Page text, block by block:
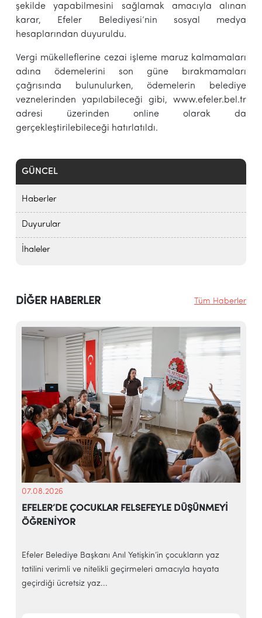
GÜNCEL
Haberler
Duyurular
İhaleler
şekilde yapabilmesini sağlamak amacıyla alınan
karar, Efeler Belediyesi’nin sosyal medya
hesaplarından duyuruldu.
Vergi mükelleflerine cezai işleme maruz kalmamaları
adına ödemelerini son güne bırakmamaları
çağrısında bulunulurken, ödemelerin belediye
veznelerinden yapılabileceği gibi, www.efeler.bel.tr
adresi üzerinden online olarak da
gerçekleştirilebileceği hatırlatıldı.
DİĞER HABERLER Tüm Haberler
07.08.2026
EFELER’DE ÇOCUKLAR FELSEFEYLE DÜŞÜNMEYİ
ÖĞRENİYOR
Efeler Belediye Başkanı Anıl Yetişkin’in çocukların yaz
tatilini verimli ve nitelikli geçirmeleri amacıyla hayata
geçirdiği ücretsiz yaz...